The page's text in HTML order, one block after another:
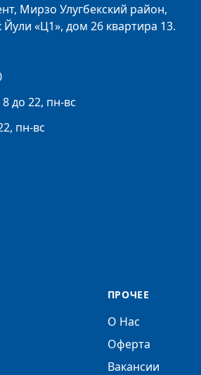
Мирзо Улугбекский район,
«Ц1», дом 26 квартира 13.
до 22, пн-вс
пн-вс
ПРОЧЕЕ
О Нас
Оферта
Вакансии